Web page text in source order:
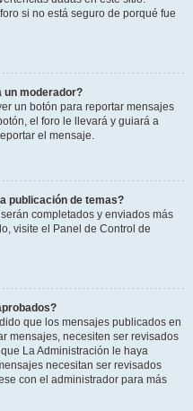
si no está seguro de porqué fue
un moderador?
un botón para reportar mensajes
el foro le llevará y guiará a
el mensaje.
publicación de temas?
completados y enviados más
visite el Panel de Control de
que los mensajes publicados en
mensajes, necesiten ser revisados
La Administración le haya
necesitan ser revisados
con el administrador para más